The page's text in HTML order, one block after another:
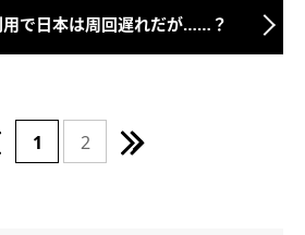
で日本は周回遅れだが……？
1 2